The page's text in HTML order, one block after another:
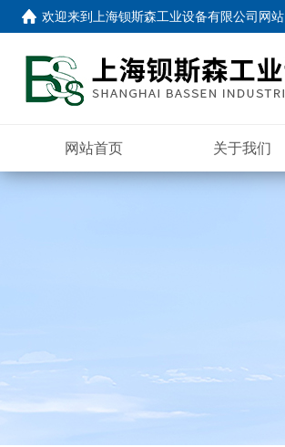
欢迎来到 上海钡斯森工业设备有限公司网站
网站首页 关于我们